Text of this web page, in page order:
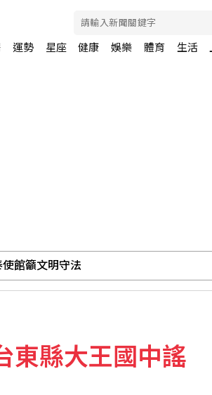
運勢 星座 健康 娛樂 體育 生活
館籲文明守法
加強心理篩檢
縣大王國中謠